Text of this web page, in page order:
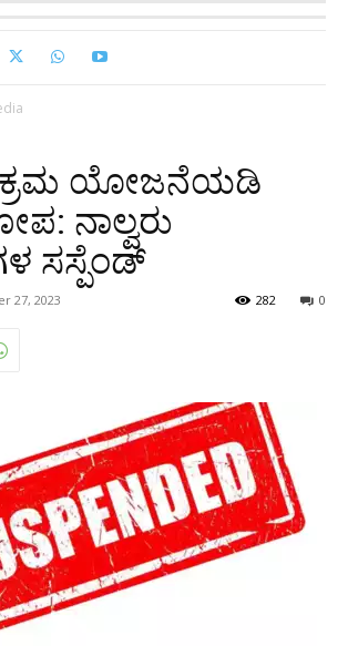
ಯೋಜನೆಯಡಿ
ನಾಲ್ವರು
ಸಸ್ಪೆಂಡ್
27, 2023 0
282